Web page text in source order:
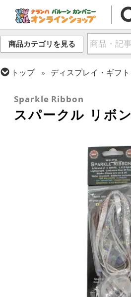
商品カテゴリを見る
トップ
ディスプレイ・ギフト
Sparkle Ribbon
スパークル リボン